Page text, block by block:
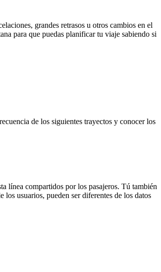
grandes retrasos u otros cambios en el
para que puedas planificar tu viaje sabiendo si
de los siguientes trayectos y conocer los
línea compartidos por los pasajeros. Tú también
los usuarios, pueden ser diferentes de los datos